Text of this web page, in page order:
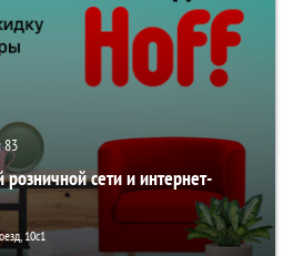
83
сети и интернет-
10с1